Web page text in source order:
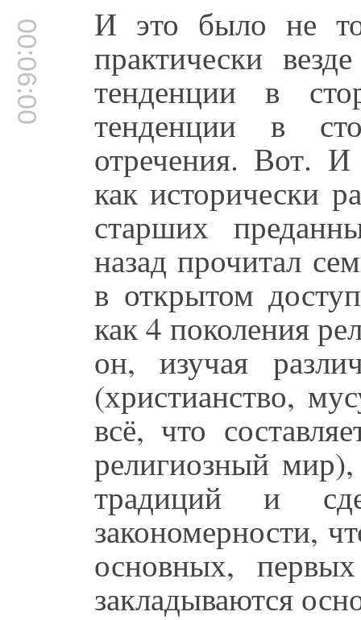
00:06:00 И это было не
практически
тенденции в
тенденции в
отречения. Вот.
как исторически
старших
назад прочитал
в открытом
как 4 поколения
он, изучая
(христианство,
всё, что
религиозный
традиций и
закономерности,
основных,
закладываются